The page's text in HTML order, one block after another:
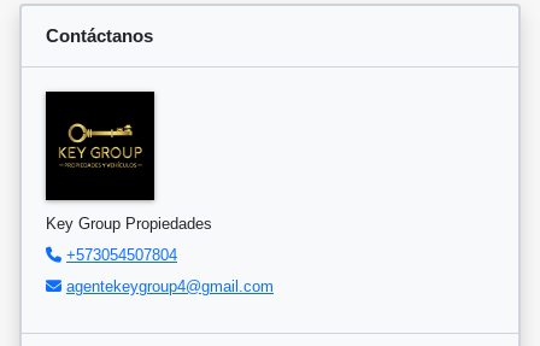
Contáctanos
Key Group Propiedades
+573054507804
agentekeygroup4@gmail.com